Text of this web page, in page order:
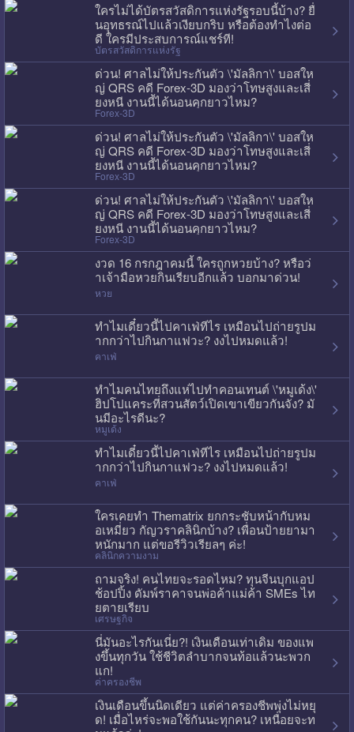
ใครไม่ได้บัตรสวัสดิการแห่งรัฐรอบนี้บ้าง? ยื่
นอุทธรณ์ไปแล้วเงียบกริบ หรือต้องทำไงต่อ
ดี ใครมีประสบการณ์แชร์ที!
บัตรสวัสดิการแห่งรัฐ
ด่วน! ศาลไม่ให้ประกันตัว \'มัลลิกา\' บอสให
ญ่ QRS คดี Forex-3D มองว่าโทษสูงและเสี่
ยงหนี งานนี้ได้นอนคุกยาวไหม?
Forex-3D
ด่วน! ศาลไม่ให้ประกันตัว \'มัลลิกา\' บอสให
ญ่ QRS คดี Forex-3D มองว่าโทษสูงและเสี่
ยงหนี งานนี้ได้นอนคุกยาวไหม?
Forex-3D
ด่วน! ศาลไม่ให้ประกันตัว \'มัลลิกา\' บอสให
ญ่ QRS คดี Forex-3D มองว่าโทษสูงและเสี่
ยงหนี งานนี้ได้นอนคุกยาวไหม?
Forex-3D
งวด 16 กรกฎาคมนี้ ใครถูกหวยบ้าง? หรือว่
าเจ้ามือหวยกินเรียบอีกแล้ว บอกมาด่วน!
หวย
ทำไมเดี๋ยวนี้ไปคาเฟ่ทีไร เหมือนไปถ่ายรูปม
ากกว่าไปกินกาแฟวะ? งงไปหมดแล้ว!
คาเฟ่
ทำไมคนไทยถึงแห่ไปทำคอนเทนต์ \'หมูเด้ง\'
ฮิปโปแคระที่สวนสัตว์เปิดเขาเขียวกันจัง? มั
นมีอะไรดีนะ?
หมูเด้ง
ทำไมเดี๋ยวนี้ไปคาเฟ่ทีไร เหมือนไปถ่ายรูปม
ากกว่าไปกินกาแฟวะ? งงไปหมดแล้ว!
คาเฟ่
ใครเคยทำ Thematrix ยกกระชับหน้ากับหม
อเหมี่ยว กัญวราคลินิกบ้าง? เพื่อนป้ายยามา
หนักมาก แต่ขอรีวิวเรียลๆ ค่ะ!
คลินิกความงาม
ถามจริง! คนไทยจะรอดไหม? ทุนจีนบุกแอป
ช้อปปิ้ง ดัมพ์ราคาจนพ่อค้าแม่ค้า SMEs ไท
ยตายเรียบ
เศรษฐกิจ
นี่มันอะไรกันเนี่ย?! เงินเดือนเท่าเดิม ของแพ
งขึ้นทุกวัน ใช้ชีวิตลำบากจนท้อแล้วนะพวก
แก!
ค่าครองชีพ
เงินเดือนขึ้นนิดเดียว แต่ค่าครองชีพพุ่งไม่หยุ
ด! เมื่อไหร่จะพอใช้กันนะทุกคน? เหนื่อยจะท